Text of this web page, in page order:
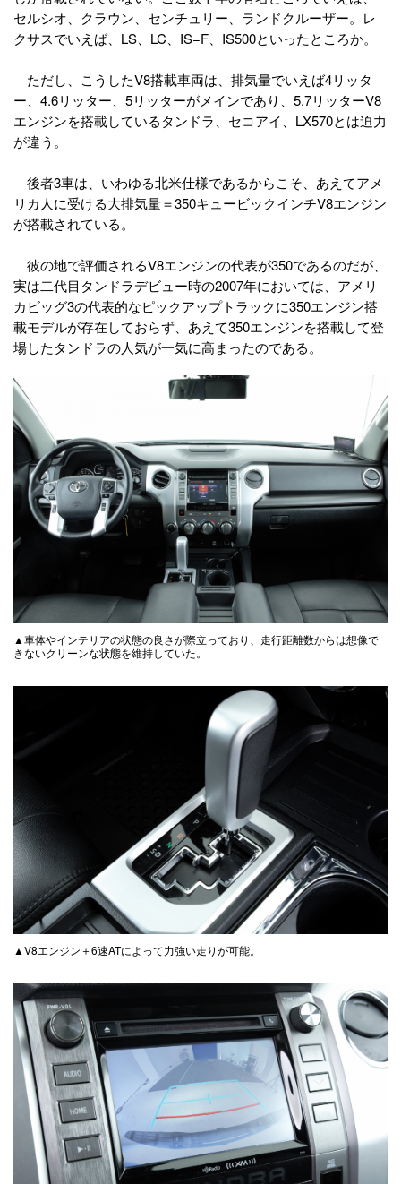
セルシオ、クラウン、センチュリー、ランドクルーザー。レ
クサスでいえば、LS、LC、IS−F、IS500といったところか。
ただし、こうしたV8搭載車両は、排気量でいえば4リッタ
ー、4.6リッター、5リッターがメインであり、5.7リッターV8
エンジンを搭載しているタンドラ、セコアイ、LX570とは迫力
が違う。
後者3車は、いわゆる北米仕様であるからこそ、あえてアメ
リカ人に受ける大排気量＝350キュービックインチV8エンジン
が搭載されている。
彼の地で評価されるV8エンジンの代表が350であるのだが、
実は二代目タンドラデビュー時の2007年においては、アメリ
カビッグ3の代表的なピックアップトラックに350エンジン搭
載モデルが存在しておらず、あえて350エンジンを搭載して登
場したタンドラの人気が一気に高まったのである。
▲車体やインテリアの状態の良さが際立っており、走行距離数からは想像で
きないクリーンな状態を維持していた。
▲V8エンジン＋6速ATによって力強い走りが可能。